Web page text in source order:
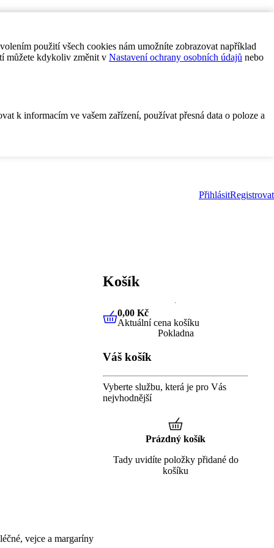
použití všech cookies nám umožníte zobrazovat například
můžete kdykoliv změnit v Nastavení ochrany osobních údajů nebo
k informacím ve vašem zařízení, používat přesná data o poloze a
PřihlásitRegistrovat
vejce a margaríny
Košík
0,00 KčAktuální cena košíku
0,00 Kč
Aktuální cena košíku
Pokladna
Váš košík
Vyberte službu, která je pro Vás
nejvhodnější
Prázdný košík
Tady uvidíte položky přidané do
košíku